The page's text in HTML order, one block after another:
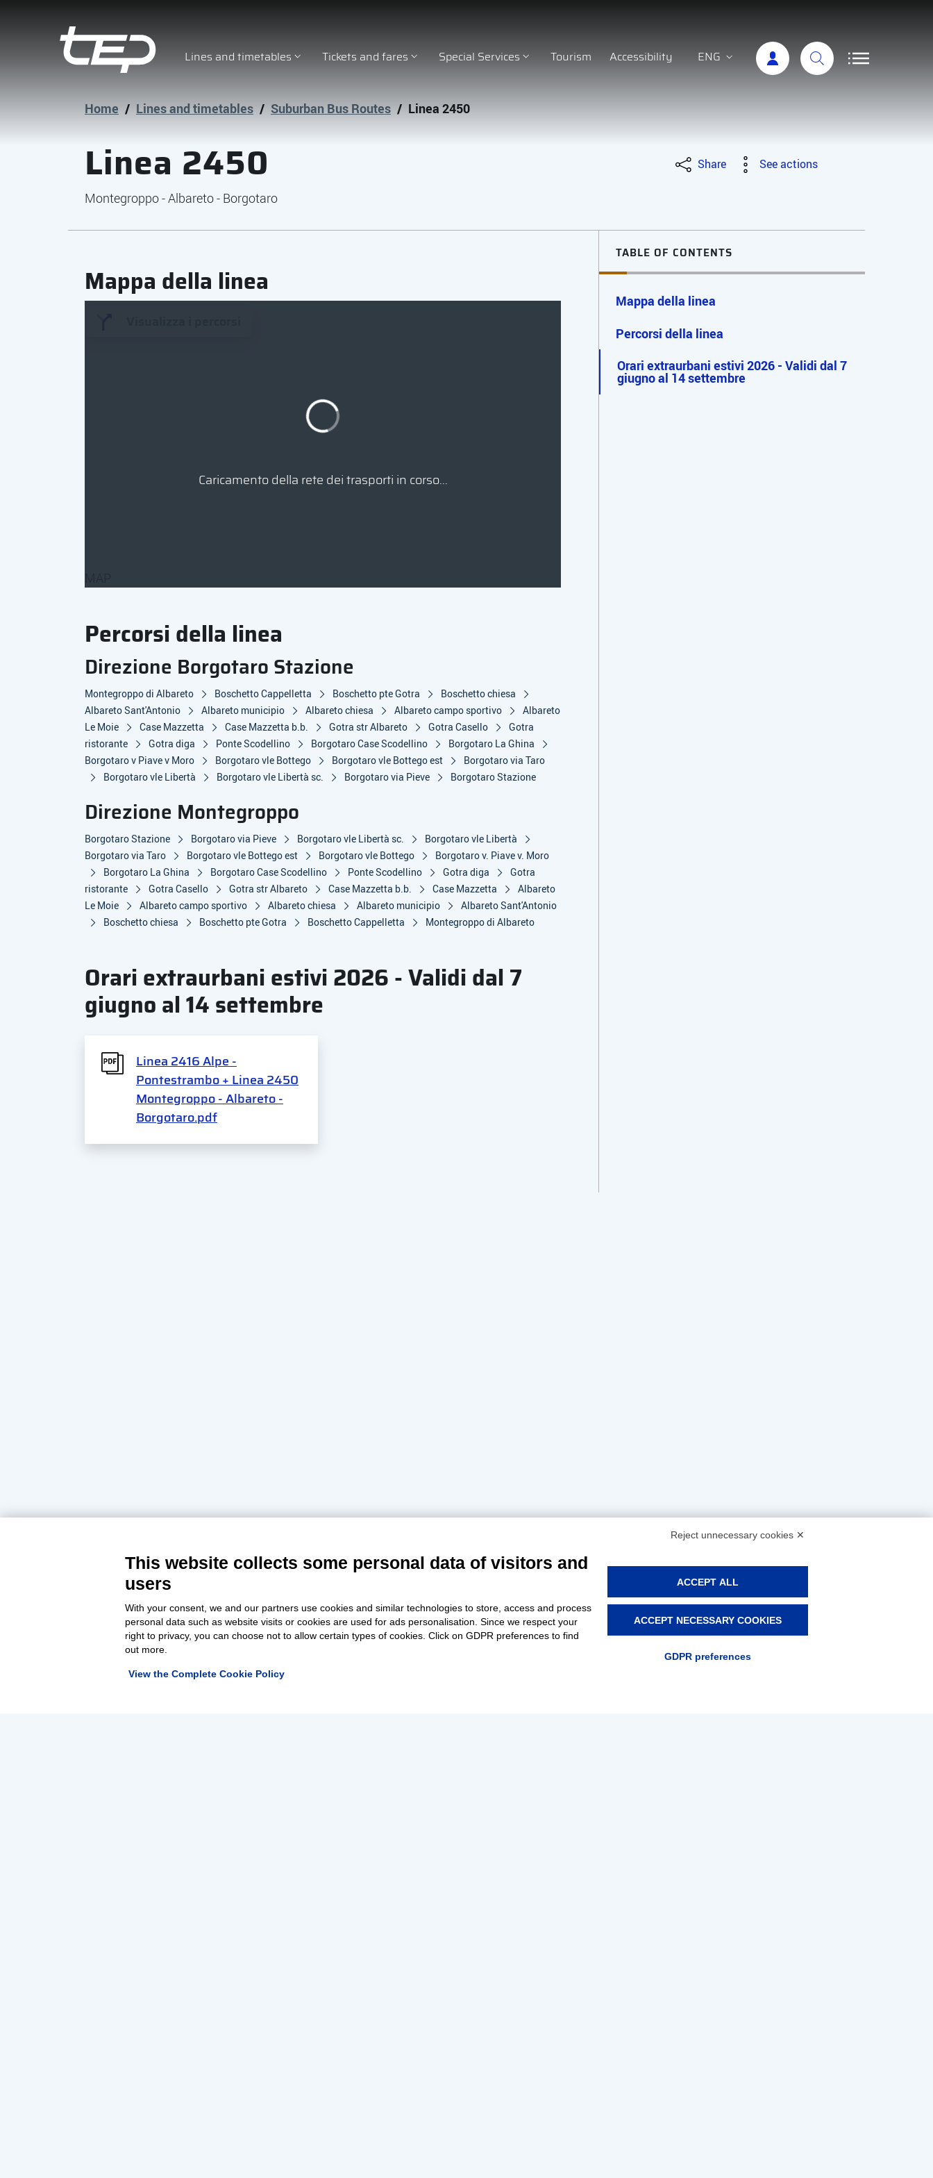
Tep - Trasporti pubblici ParmaLines and timetables Tickets and fares Special Services Tourism Accessibility ENG
Home / Lines and timetables / Suburban Bus Routes / Linea 2450
Linea 2450
Montegroppo - Albareto - Borgotaro
Share See actions
Mappa della linea
Caricamento della rete dei trasporti in corso...
Percorsi della linea
Direzione Borgotaro Stazione
Montegroppo di Albareto Boschetto Cappelletta Boschetto pte Gotra
Boschetto chiesa
Albareto Sant'Antonio
Albareto municipio Albareto chiesa Albareto campo sportivo
Albareto
Le Moie
Case Mazzetta Case Mazzetta b.b. Gotra str Albareto Gotra Casello
Gotra
ristorante
Gotra diga Ponte Scodellino Borgotaro Case Scodellino
Borgotaro La Ghina
Borgotaro v Piave v Moro
Borgotaro vle Bottego Borgotaro vle Bottego est
Borgotaro via Taro
Borgotaro vle Libertà
Borgotaro vle Libertà sc. Borgotaro via Pieve Borgotaro Stazione
Direzione Montegroppo
Borgotaro Stazione Borgotaro via Pieve Borgotaro vle Libertà sc.
Borgotaro vle Libertà
Borgotaro via Taro
Borgotaro vle Bottego est Borgotaro vle Bottego
Borgotaro v. Piave v. Moro
Borgotaro La Ghina
Borgotaro Case Scodellino Ponte Scodellino Gotra diga
Gotra
ristorante
Gotra Casello Gotra str Albareto Case Mazzetta b.b. Case Mazzetta
Albareto
Le Moie
Albareto campo sportivo Albareto chiesa Albareto municipio
Albareto Sant'Antonio
Boschetto chiesa
Boschetto pte Gotra Boschetto Cappelletta Montegroppo di Albareto
Orari extraurbani estivi 2026 - Validi dal 7
giugno al 14 settembre
Linea 2416 Alpe -
Pontestrambo + Linea 2450
Montegroppo - Albareto -
Borgotaro.pdf
TABLE OF CONTENTS
Mappa della linea
Percorsi della linea
Orari extraurbani estivi 2026 - Validi dal 7
giugno al 14 settembre
Reject unnecessary cookies ✕
This website collects some personal data of visitors and
users
With your consent, we and our partners use cookies and similar technologies to store, access and process
personal data such as website visits or cookies are used for ads personalisation. Since we respect your
right to privacy, you can choose not to allow certain types of cookies. Click on GDPR preferences to find
out more.
View the Complete Cookie Policy
ACCEPT ALL
ACCEPT NECESSARY COOKIES
GDPR preferences